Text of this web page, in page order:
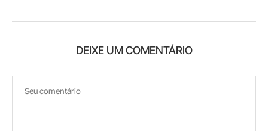
DEIXE UM COMENTÁRIO